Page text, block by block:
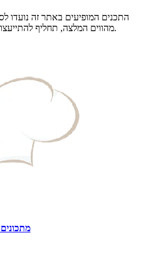
התכנים המופיעים באתר זה נועדו
מהווים המלצה, תחליף להתייעצות עם מומחה או קבלת ייעוץ רפואי.
12